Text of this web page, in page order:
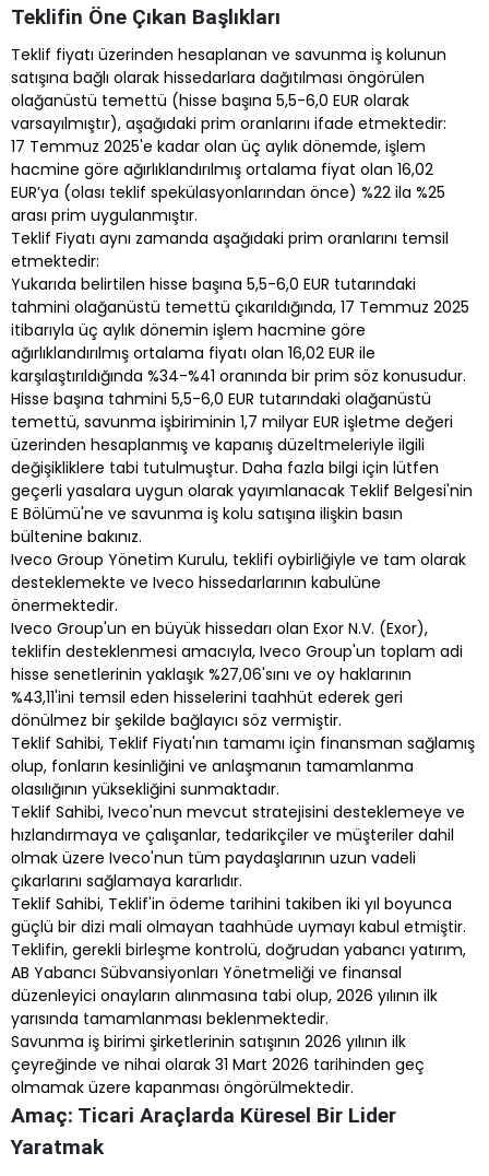
Teklifin Öne Çıkan Başlıkları
Teklif fiyatı üzerinden hesaplanan ve savunma iş kolunun
satışına bağlı olarak hissedarlara dağıtılması öngörülen
olağanüstü temettü (hisse başına 5,5-6,0 EUR olarak
varsayılmıştır), aşağıdaki prim oranlarını ifade etmektedir:
17 Temmuz 2025'e kadar olan üç aylık dönemde, işlem
hacmine göre ağırlıklandırılmış ortalama fiyat olan 16,02
EUR’ya (olası teklif spekülasyonlarından önce) %22 ila %25
arası prim uygulanmıştır.
Teklif Fiyatı aynı zamanda aşağıdaki prim oranlarını temsil
etmektedir:
Yukarıda belirtilen hisse başına 5,5-6,0 EUR tutarındaki
tahmini olağanüstü temettü çıkarıldığında, 17 Temmuz 2025
itibarıyla üç aylık dönemin işlem hacmine göre
ağırlıklandırılmış ortalama fiyatı olan 16,02 EUR ile
karşılaştırıldığında %34-%41 oranında bir prim söz konusudur.
Hisse başına tahmini 5,5-6,0 EUR tutarındaki olağanüstü
temettü, savunma işbiriminin 1,7 milyar EUR işletme değeri
üzerinden hesaplanmış ve kapanış düzeltmeleriyle ilgili
değişikliklere tabi tutulmuştur. Daha fazla bilgi için lütfen
geçerli yasalara uygun olarak yayımlanacak Teklif Belgesi'nin
E Bölümü'ne ve savunma iş kolu satışına ilişkin basın
bültenine bakınız.
Iveco Group Yönetim Kurulu, teklifi oybirliğiyle ve tam olarak
desteklemekte ve Iveco hissedarlarının kabulüne
önermektedir.
Iveco Group'un en büyük hissedarı olan Exor N.V. (Exor),
teklifin desteklenmesi amacıyla, Iveco Group'un toplam adi
hisse senetlerinin yaklaşık %27,06'sını ve oy haklarının
%43,11'ini temsil eden hisselerini taahhüt ederek geri
dönülmez bir şekilde bağlayıcı söz vermiştir.
Teklif Sahibi, Teklif Fiyatı'nın tamamı için finansman sağlamış
olup, fonların kesinliğini ve anlaşmanın tamamlanma
olasılığının yüksekliğini sunmaktadır.
Teklif Sahibi, Iveco'nun mevcut stratejisini desteklemeye ve
hızlandırmaya ve çalışanlar, tedarikçiler ve müşteriler dahil
olmak üzere Iveco'nun tüm paydaşlarının uzun vadeli
çıkarlarını sağlamaya kararlıdır.
Teklif Sahibi, Teklif'in ödeme tarihini takiben iki yıl boyunca
güçlü bir dizi mali olmayan taahhüde uymayı kabul etmiştir.
Teklifin, gerekli birleşme kontrolü, doğrudan yabancı yatırım,
AB Yabancı Sübvansiyonları Yönetmeliği ve finansal
düzenleyici onayların alınmasına tabi olup, 2026 yılının ilk
yarısında tamamlanması beklenmektedir.
Savunma iş birimi şirketlerinin satışının 2026 yılının ilk
çeyreğinde ve nihai olarak 31 Mart 2026 tarihinden geç
olmamak üzere kapanması öngörülmektedir.
Amaç: Ticari Araçlarda Küresel Bir Lider
Yaratmak